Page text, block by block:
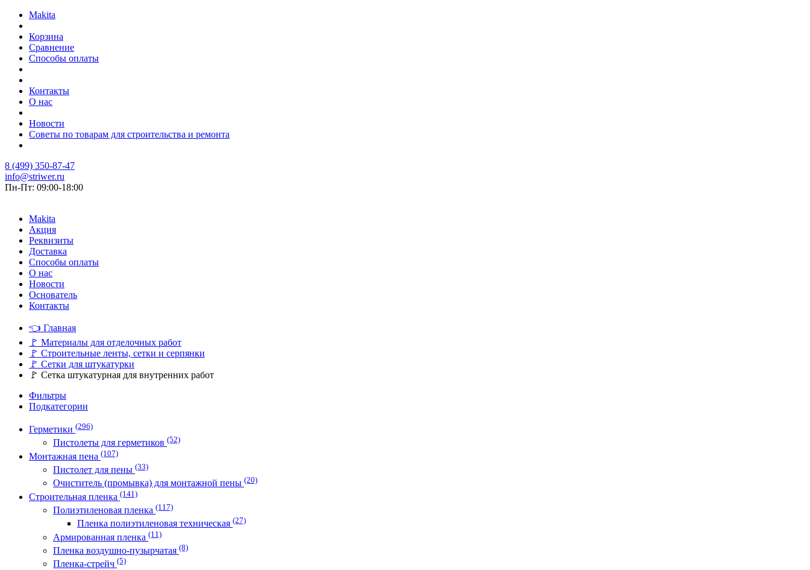
Makita
Корзина
Сравнение
Способы оплаты
Контакты
О нас
Новости
Советы по товарам для строительства и ремонта
8 (499) 350-87-47
info@striwer.ru
Пн-Пт: 09:00-18:00
Makita
Акция
Реквизиты
Доставка
Способы оплаты
О нас
Новости
Основатель
Контакты
👈 Главная
🚩 Материалы для отделочных работ
🚩 Строительные ленты, сетки и серпянки
🚩 Сетки для штукатурки
🚩 Сетка штукатурная для внутренних работ
Фильтры
Подкатегории
Герметики (296)
Пистолеты для герметиков (52)
Монтажная пена (107)
Пистолет для пены (33)
Очиститель (промывка) для монтажной пены (20)
Строительная пленка (141)
Полиэтиленовая пленка (117)
Пленка полиэтиленовая техническая (27)
Армированная пленка (11)
Пленка воздушно-пузырчатая (8)
Пленка-стрейч (5)